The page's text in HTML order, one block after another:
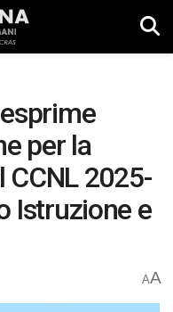
per la
2025-
Istruzione e
AA